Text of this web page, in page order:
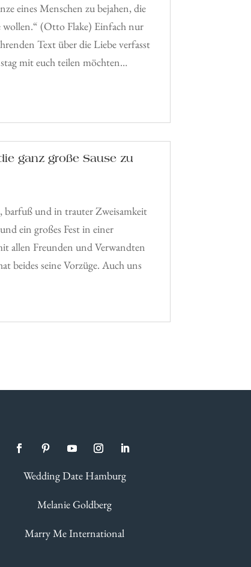
eines Menschen zu bejahen, die
wollen.“ (Otto Flake) Einfach nur
Text über die Liebe verfasst
mit euch teilen möchten…
ganz große Sause zu
barfuß und in trauter Zweisamkeit
ein großes Fest in einer
allen Freunden und Verwandten
beides seine Vorzüge. Auch uns
Wedding Date Hamburg
Melanie Goldberg
Marry Me International